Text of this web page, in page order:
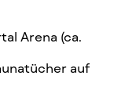
Arena (ca.
auf